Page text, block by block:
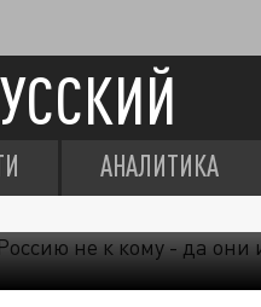
АНАЛИТИКА